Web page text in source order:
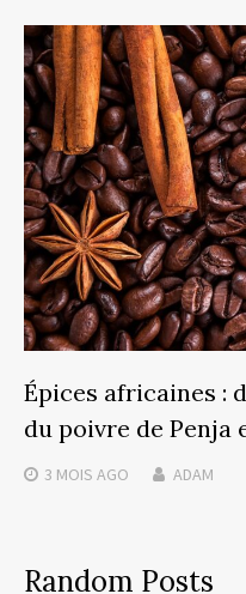
Épices africaines :
du poivre de Penja
3 MOIS AGO ADAM
Random Posts